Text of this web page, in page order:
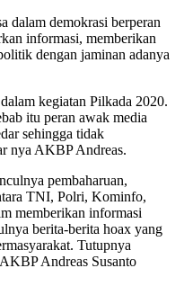
dalam demokrasi berperan
informasi, memberikan
dengan jaminan adanya
kegiatan Pilkada 2020.
itu peran awak media
sehingga tidak
nya AKBP Andreas.
pembaharuan,
TNI, Polri, Kominfo,
memberikan informasi
berita-berita hoax yang
Tutupnya
Andreas Susanto